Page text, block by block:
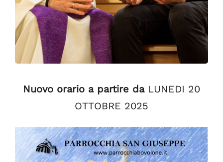
Nuovo orario a partire da LUNEDI 20
OTTOBRE 2025